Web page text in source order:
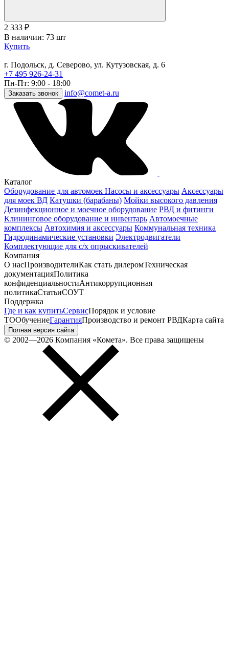
2 333 ₽
В наличии: 73 шт
Купить
г. Подольск, д. Северово, ул. Кутузовская, д. 6
+7 495 926-24-31
Пн-Пт: 9:00 - 18:00
Заказать звонок info@comet-a.ru
Каталог
Оборудование для автомоек Насосы и аксессуары Аксессуары
для моек ВД Катушки (барабаны) Мойки высокого давления
Дезинфекционное и моечное оборудование РВД и фитинги
Клининговое оборудование и инвентарь Автомоечные
комплексы Автохимия и аксессуары Коммунальная техника
Гидродинамические установки Электродвигатели
Комплектующие для с/х опрыскивателей
Компания
О насПроизводителиКак стать дилеромТехническая
документацияПолитика
конфиденциальностиАнтикоррупционная
политикаСтатьиСОУТ
Поддержка
Где и как купитьСервисПорядок и условие
ТООбучениеГарантияПроизводство и ремонт РВДКарта сайта
Полная версия сайта
© 2002—2026 Компания «Комета». Все права защищены